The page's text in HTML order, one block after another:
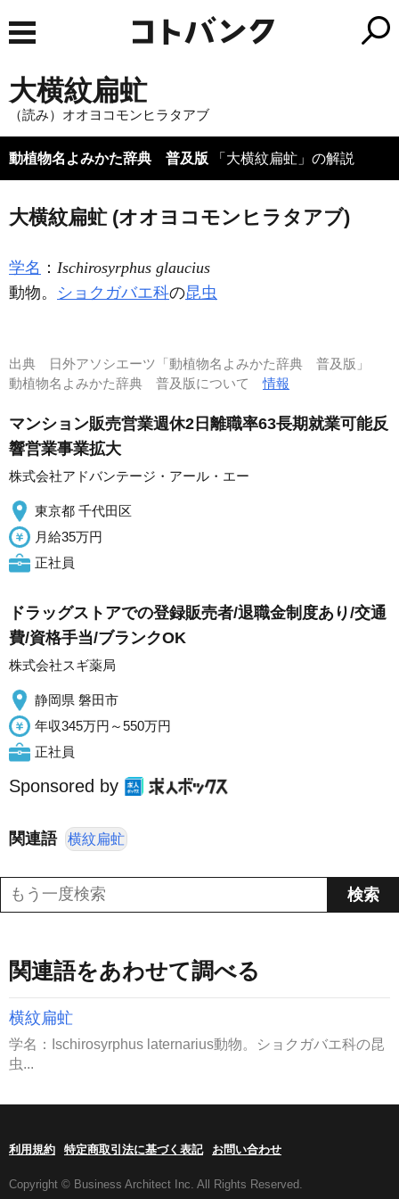
大横紋扁虻
（読み）オオヨコモンヒラタアブ
動植物名よみかた辞典 普及版 「大横紋扁虻」の解説
大横紋扁虻 (オオヨコモンヒラタアブ)
学名 ： Ischirosyrphus glaucius
動物。 ショクガバエ科の昆虫
出典
日外アソシエーツ「動植物名よみかた辞典 普及版」
動植物名よみかた辞典 普及版について情報
マンション販売営業週休2日離職率63長期就業可能反
響営業事業拡大
株式会社アドバンテージ・アール・エー
東京都 千代田区
月給35万円
正社員
ドラッグストアでの登録販売者/退職金制度あり/交通
費/資格手当/ブランクOK
株式会社スギ薬局
静岡県 磐田市
年収345万円～550万円
正社員
Sponsored by
関連語 横紋扁虻
関連語をあわせて調べる
横紋扁虻
学名：Ischirosyrphus laternarius動物。ショクガバエ科の昆
虫...
利用規約 特定商取引法に基づく表記 お問い合わせ
Copyright © Business Architect Inc. All Rights Reserved.